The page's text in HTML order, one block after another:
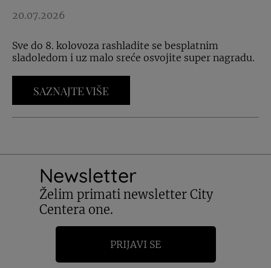
20.07.2026
Sve do 8. kolovoza rashladite se besplatnim
sladoledom i uz malo sreće osvojite super nagradu.
SAZNAJTE VIŠE
Newsletter
Želim primati newsletter City
Centera one.
PRIJAVI SE